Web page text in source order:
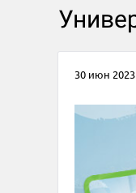
30 июн 2023